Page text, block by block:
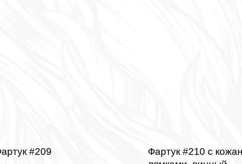
#209
Фартук #210 с